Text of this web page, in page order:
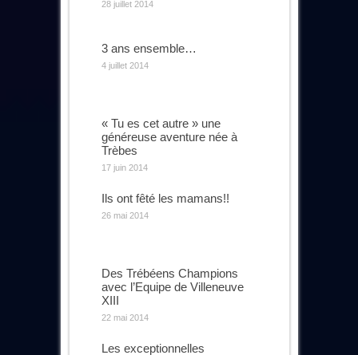
28 juillet 2014
3 ans ensemble…
4 juillet 2014
« Tu es cet autre » une
généreuse aventure née à
Trèbes
17 juin 2014
Ils ont fêté les mamans!!
26 mai 2014
Des Trébéens Champions
avec l’Equipe de Villeneuve
XIII
22 mai 2014
Les exceptionnelles